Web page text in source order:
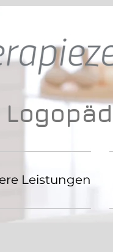
Leistungen